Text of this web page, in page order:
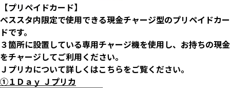
【プリペイドカード】
ベススタ内限定で使用できる現金チャージ型のプリペイドカー
ドです。
３箇所に設置している専用チャージ機を使用し、お持ちの現金
をチャージしてご利用ください。
Ｊプリカについて詳しくはこちらをご覧ください。
①１Ｄａｙ Ｊプリカ